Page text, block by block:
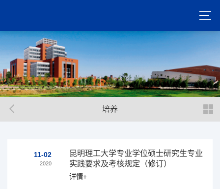
培养
11-02
2020
昆明理工大学专业学位硕士研究生专业
实践要求及考核规定（修订）
详情+